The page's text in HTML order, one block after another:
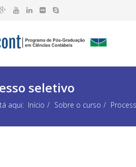
seletivo
aqui: Início Sobre o curso